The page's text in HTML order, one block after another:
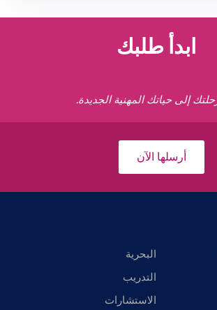
ابدأ طلبك
إلى حياتك المهنية الجديدة.
أرسلها الآن
البحرية
التدريب
الاستشارات